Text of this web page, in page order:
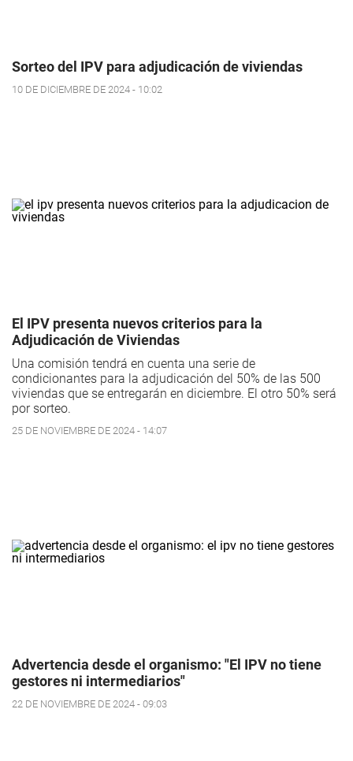
Sorteo del IPV para adjudicación de viviendas
10 DE DICIEMBRE DE 2024 - 10:02
El IPV presenta nuevos criterios para la
Adjudicación de Viviendas
Una comisión tendrá en cuenta una serie de
condicionantes para la adjudicación del 50% de las 500
viviendas que se entregarán en diciembre. El otro 50% será
por sorteo.
25 DE NOVIEMBRE DE 2024 - 14:07
Advertencia desde el organismo: "El IPV no tiene
gestores ni intermediarios"
22 DE NOVIEMBRE DE 2024 - 09:03